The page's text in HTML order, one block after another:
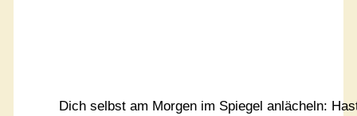
Dich selbst am Morgen im Spiegel anlächeln: